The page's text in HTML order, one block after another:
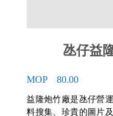
氹仔益
MOP 80.00
益隆炮竹廠是氹仔營
料搜集、珍貴的圖片